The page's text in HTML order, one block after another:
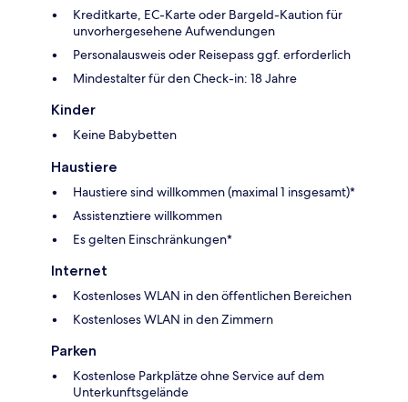
Kreditkarte, EC-Karte oder Bargeld-Kaution für
unvorhergesehene Aufwendungen
Personalausweis oder Reisepass ggf. erforderlich
Mindestalter für den Check-in: 18 Jahre
Kinder
Keine Babybetten
Haustiere
Haustiere sind willkommen (maximal 1 insgesamt)*
Assistenztiere willkommen
Es gelten Einschränkungen*
Internet
Kostenloses WLAN in den öffentlichen Bereichen
Kostenloses WLAN in den Zimmern
Parken
Kostenlose Parkplätze ohne Service auf dem
Unterkunftsgelände